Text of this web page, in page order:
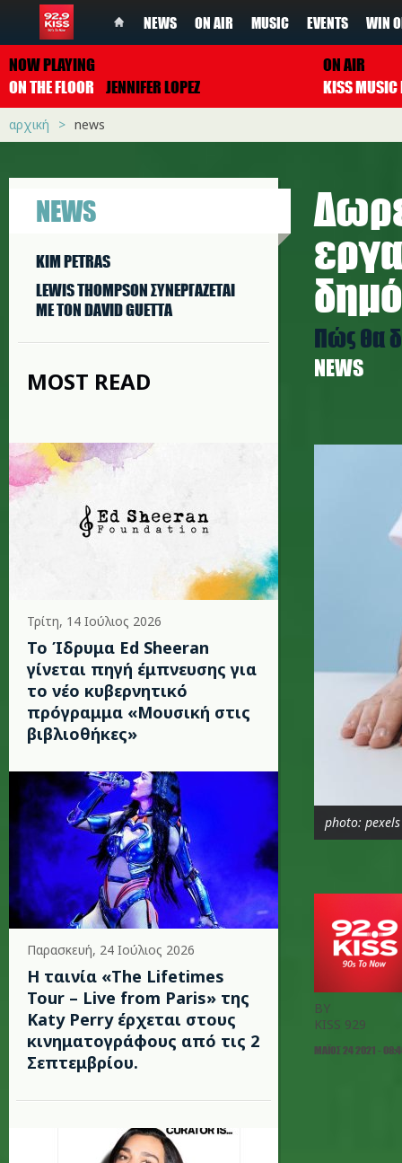
NEWS ON AIR MUSIC EVENTS WIN
NOW PLAYING
ON THE FLOOR
JENNIFER LOPEZ
ON AIR
αρχική news
NEWS
KIM PETRAS
LEWIS THOMPSON ΣΥΝΕΡΓAΖΕΤΑΙ
ΜΕ ΤΟΝ DAVID GUETTA
MOST READ
Τρίτη, 14 Ιούλιος 2026
Το Ίδρυμα Ed Sheeran
γίνεται πηγή έμπνευσης για
το νέο κυβερνητικό
πρόγραμμα «Μουσική στις
βιβλιοθήκες»
Παρασκευή, 24 Ιούλιος 2026
Η ταινία «The Lifetimes
Tour – Live from Paris» της
Katy Perry έρχεται στους
κινηματογράφους από τις 2
Σεπτεμβρίου.
Πώς θα
NEWS
photo: pexels
BY
KISS 929
ΜΆΙΟΣ 24 2021 -